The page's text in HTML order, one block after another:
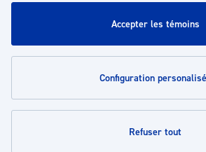
accepter les témoins
configuration
refuser tout
Service client